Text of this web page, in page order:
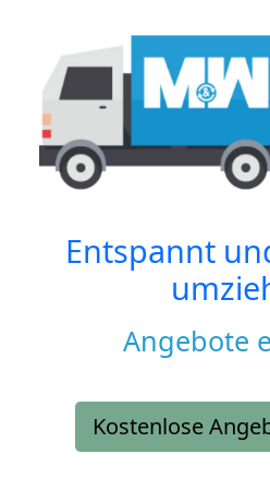
Entspannt
Angebote
Kostenlose